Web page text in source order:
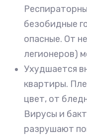
безобидные
опасные. От
легионеров)
Ухудшается
квартиры.
цвет, от
Вирусы и
разрушают